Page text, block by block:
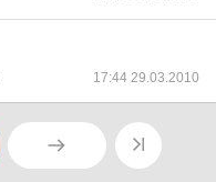
17:44 29.03.2010